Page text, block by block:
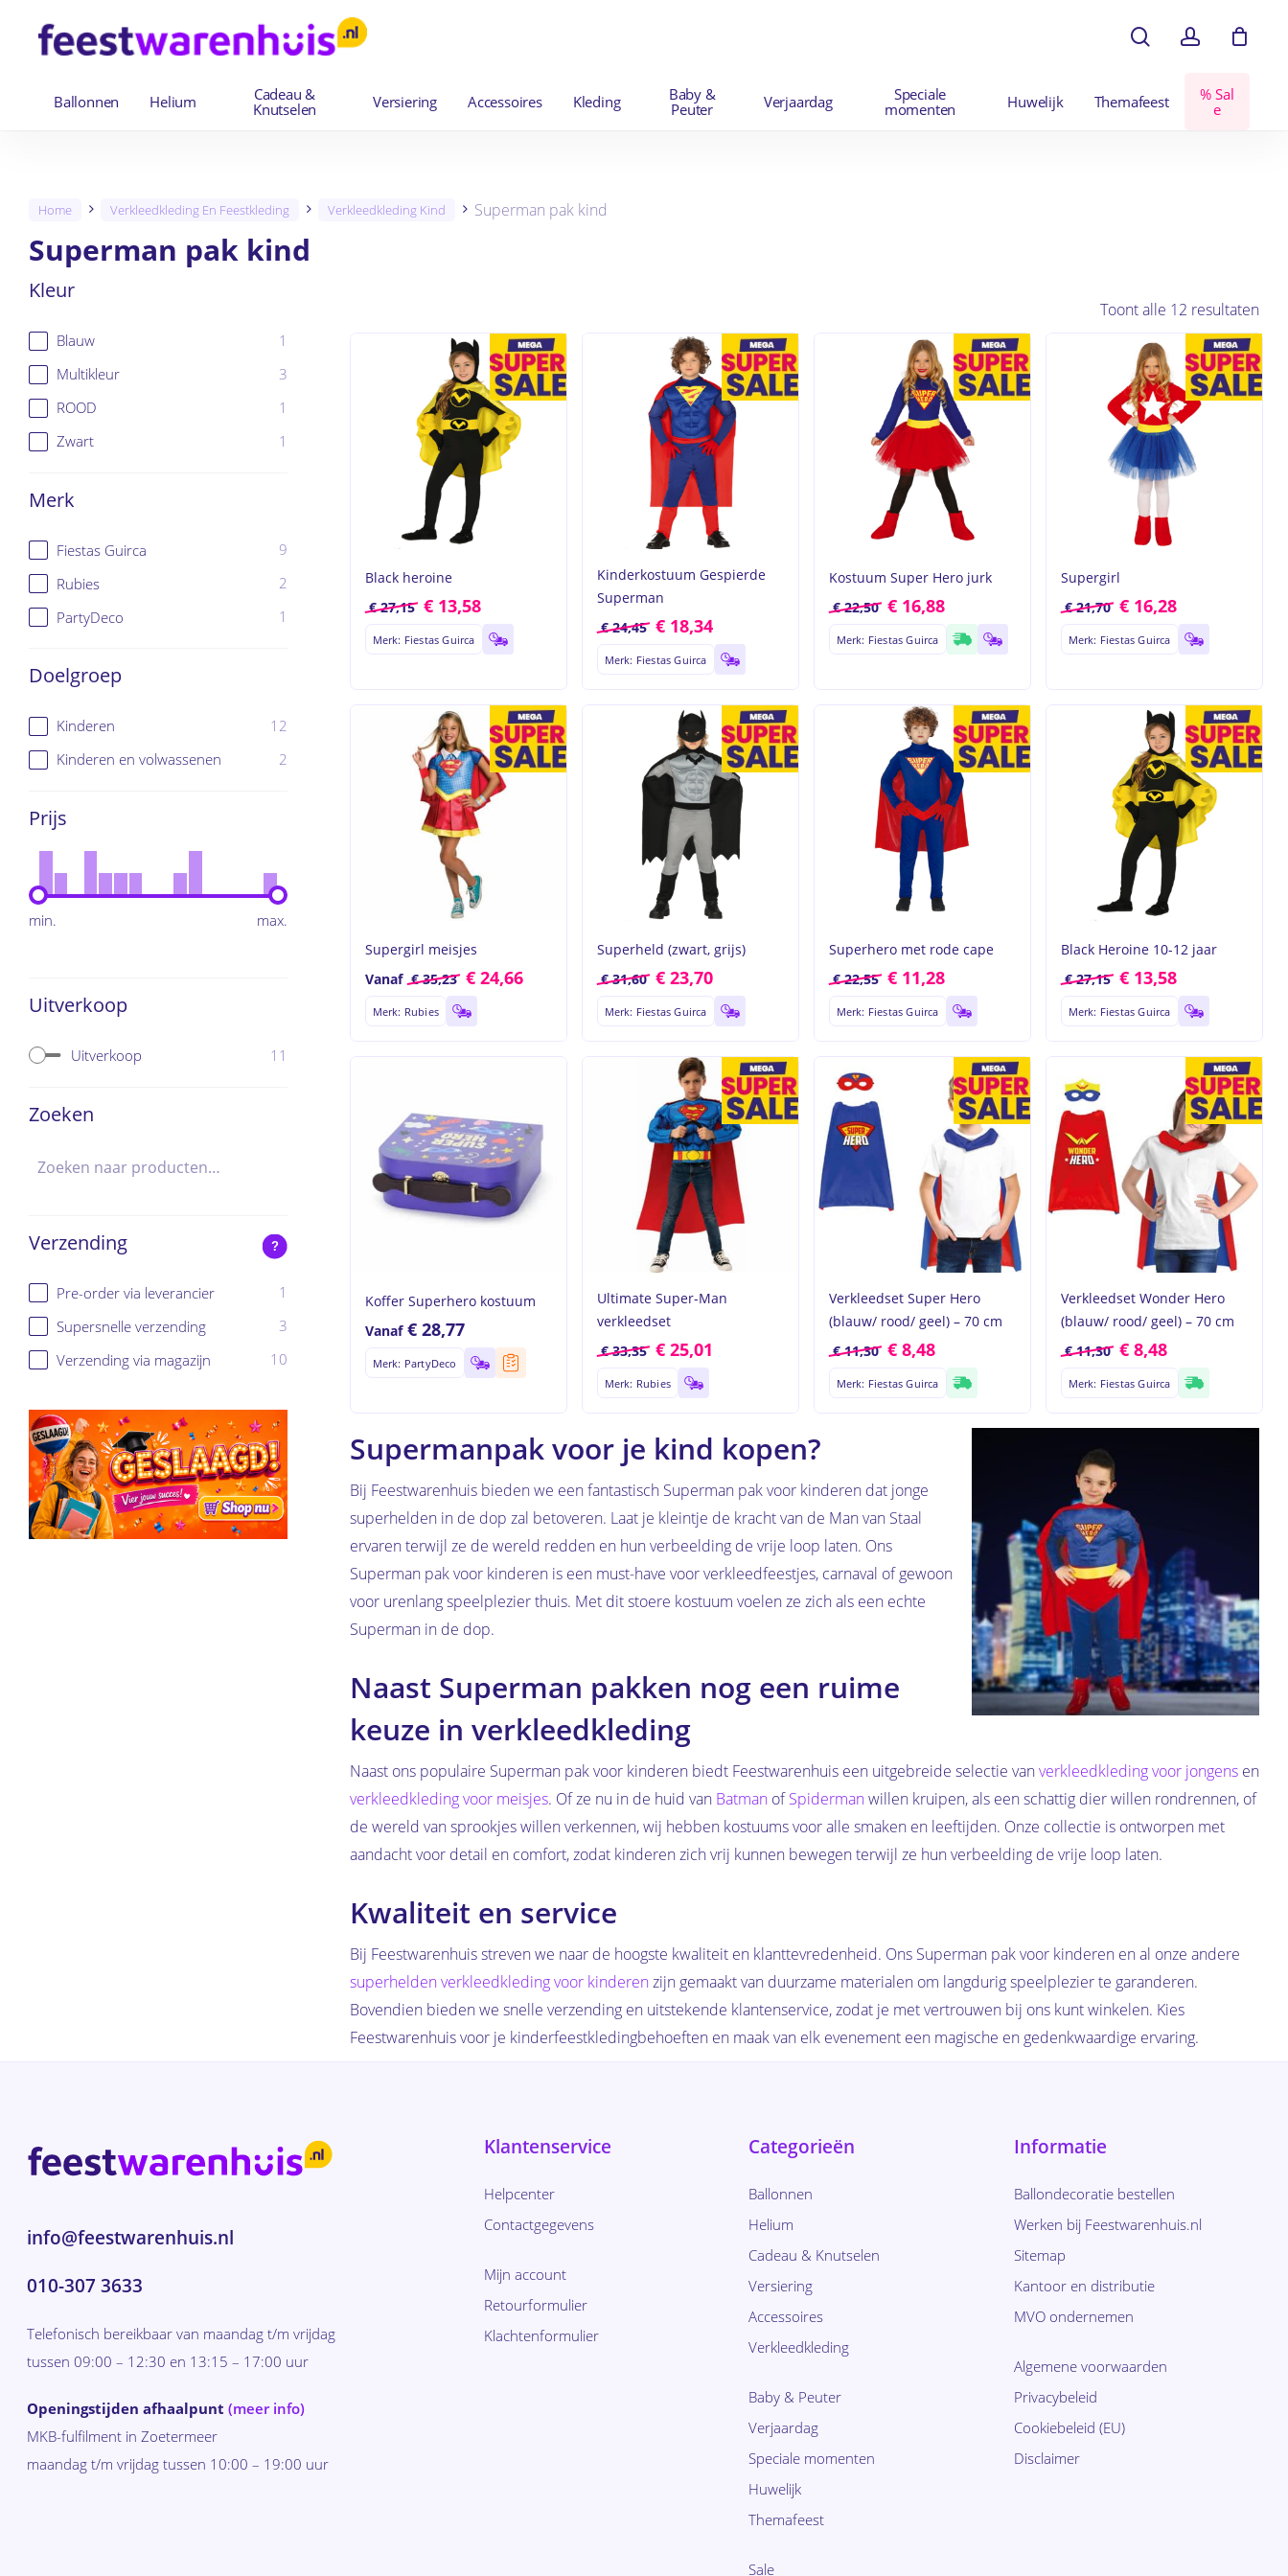
Producten
zoeken
Hit enter to search or ESC to close
Ballonnen Helium
Cadeau &
Knutselen
Versiering Accessoires Kleding
Baby &
Peuter
Verjaardag
Speciale
momenten
Huwelijk Themafeest % Sal
e
Close
Geen producten in de winkelwagen.
Go to shop
Home Verkleedkleding En Feestkleding Verkleedkleding Kind Superman pak kind
Superman pak kind
Toont alle 12 resultaten
Kleur
Blauw
1
Multikleur
3
ROOD
1
Zwart
1
Merk
Fiestas Guirca
9
Rubies
2
PartyDeco
1
Doelgroep
Kinderen
12
Kinderen en volwassenen
2
Prijs
min. max.
Uitverkoop
Uitverkoop 11
Zoeken
Verzending ?
Pre-order via leverancier
1
Supersnelle verzending
3
Verzending via magazijn
10
Black heroine
€27,15 € 13,58
Merk: Fiestas Guirca
Kinderkostuum Gespierde
Superman
€24,45 € 18,34
Merk: Fiestas Guirca
Kostuum Super Hero jurk
€22,50 € 16,88
Merk: Fiestas Guirca
Supergirl
€21,70 € 16,28
Merk: Fiestas Guirca
Supergirl meisjes
Vanaf €35,23 € 24,66
Merk: Rubies
Superheld (zwart, grijs)
€31,60 € 23,70
Merk: Fiestas Guirca
Superhero met rode cape
€22,55 € 11,28
Merk: Fiestas Guirca
Black Heroine 10-12 jaar
€27,15 € 13,58
Merk: Fiestas Guirca
Koffer Superhero kostuum
Vanaf€ 28,77
Merk: PartyDeco
Ultimate Super-Man
verkleedset
€33,35 € 25,01
Merk: Rubies
Verkleedset Super Hero
(blauw/ rood/ geel) – 70 cm
€11,30 € 8,48
Merk: Fiestas Guirca
Verkleedset Wonder Hero
(blauw/ rood/ geel) – 70 cm
€11,30 € 8,48
Merk: Fiestas Guirca
Supermanpak voor je kind kopen?
Bij Feestwarenhuis bieden we een fantastisch Superman pak voor kinderen dat jonge
superhelden in de dop zal betoveren. Laat je kleintje de kracht van de Man van Staal
ervaren terwijl ze de wereld redden en hun verbeelding de vrije loop laten. Ons
Superman pak voor kinderen is een must-have voor verkleedfeestjes, carnaval of gewoon
voor urenlang speelplezier thuis. Met dit stoere kostuum voelen ze zich als een echte
Superman in de dop.
Naast Superman pakken nog een ruime
keuze in verkleedkleding
Naast ons populaire Superman pak voor kinderen biedt Feestwarenhuis een uitgebreide selectie vanverkleedkleding voor jongensen
verkleedkleding voor meisjes. Of ze nu in de huid van BatmanofSpidermanwillen kruipen, als een schattig dier willen rondrennen, of
de wereld van sprookjes willen verkennen, wij hebben kostuums voor alle smaken en leeftijden. Onze collectie is ontworpen met
aandacht voor detail en comfort, zodat kinderen zich vrij kunnen bewegen terwijl ze hun verbeelding de vrije loop laten.
Kwaliteit en service
Bij Feestwarenhuis streven we naar de hoogste kwaliteit en klanttevredenheid. Ons Superman pak voor kinderen en al onze andere
superhelden verkleedkleding voor kinderenzijn gemaakt van duurzame materialen om langdurig speelplezier te garanderen.
Bovendien bieden we snelle verzending en uitstekende klantenservice, zodat je met vertrouwen bij ons kunt winkelen. Kies
Feestwarenhuis voor je kinderfeestkledingbehoeften en maak van elk evenement een magische en gedenkwaardige ervaring.
info@feestwarenhuis.nl
010-307 3633
Telefonisch bereikbaar van maandag t/m vrijdag
tussen 09:00 – 12:30 en 13:15 – 17:00 uur
Openingstijden afhaalpunt (meer info)
MKB-fulfilment in Zoetermeer
maandag t/m vrijdag tussen 10:00 – 19:00 uur
Klantenservice
Helpcenter
Contactgegevens
Mijn account
Retourformulier
Klachtenformulier
Categorieën
Ballonnen
Helium
Cadeau & Knutselen
Versiering
Accessoires
Verkleedkleding
Baby & Peuter
Verjaardag
Speciale momenten
Huwelijk
Themafeest
Sale
Informatie
Ballondecoratie bestellen
Werken bij Feestwarenhuis.nl
Sitemap
Kantoor en distributie
MVO ondernemen
Algemene voorwaarden
Privacybeleid
Cookiebeleid (EU)
Disclaimer